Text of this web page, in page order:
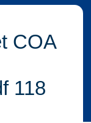
COA
118